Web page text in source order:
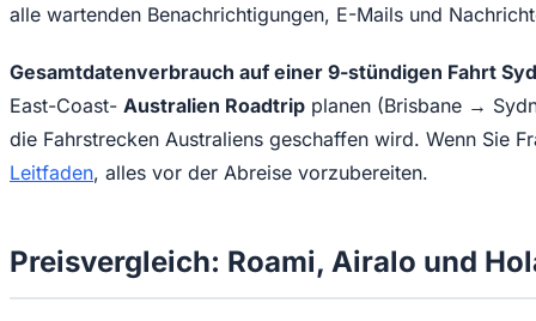
alle wartenden Benachrichtigungen, E-Mails und
Gesamtdatenverbrauch auf einer 9-stündigen Fahrt
East-Coast- Australien Roadtrip planen (Brisbane →
die Fahrstrecken Australiens geschaffen wird. Wenn Sie
Leitfaden, alles vor der Abreise vorzubereiten.
Preisvergleich: Roami, Airalo und